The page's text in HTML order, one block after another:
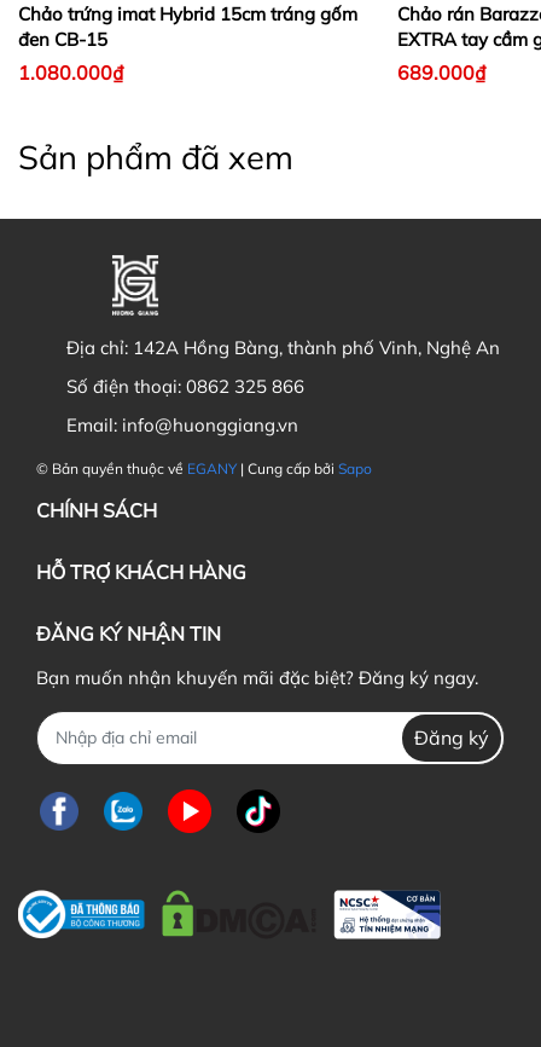
Chảo trứng imat Hybrid 15cm tráng gốm
đen CB-15
1.080.000₫
Chảo rán
EXTRA tay cầm
689.000₫
Sản phẩm đã xem
Địa chỉ: 142A Hồng Bàng, thành phố Vinh, Nghệ An
Số điện thoại: 0862 325 866
Email: info@huonggiang.vn
© Bản quyền thuộc về EGANY | Cung cấp bởi Sapo
CHÍNH SÁCH
HỖ TRỢ KHÁCH HÀNG
ĐĂNG KÝ NHẬN TIN
Bạn muốn nhận khuyến mãi đặc biệt? Đăng ký ngay.
Đăng ký